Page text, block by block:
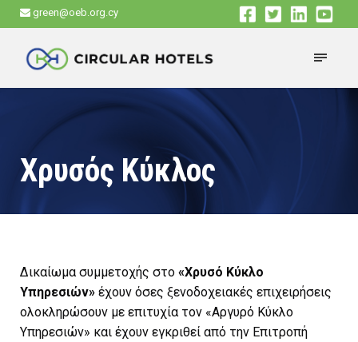
green@oeb.org.cy
Χρυσός Κύκλος
Δικαίωμα συμμετοχής στο «Χρυσό Κύκλο
Υπηρεσιών» έχουν όσες ξενοδοχειακές επιχειρήσεις
ολοκληρώσουν με επιτυχία τον «Αργυρό Κύκλο
Υπηρεσιών» και έχουν εγκριθεί από την Επιτροπή